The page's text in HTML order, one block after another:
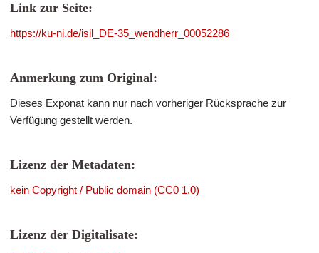
Link zur Seite:
https://ku-ni.de/isil_DE-35_wendherr_00052286
Anmerkung zum Original:
Dieses Exponat kann nur nach vorheriger Rücksprache zur
Verfügung gestellt werden.
Lizenz der Metadaten:
kein Copyright / Public domain (CC0 1.0)
Lizenz der Digitalisate: